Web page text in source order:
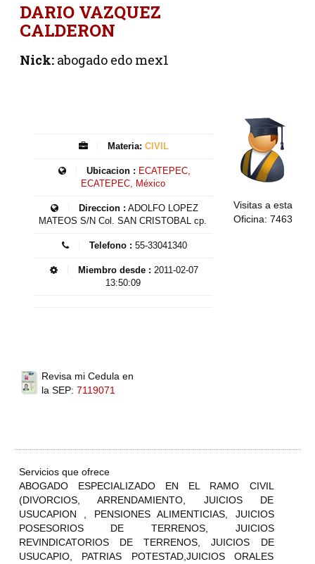
DARIO VAZQUEZ
CALDERON
Nick:abogado edo mex1
Materia: CIVIL
Ubicacion : ECATEPEC,
ECATEPEC, México
Direccion : ADOLFO LOPEZ
MATEOS S/N Col. SAN CRISTOBAL cp.
Telefono : 55-33041340
Miembro desde : 2011-02-07
13:50:09
Visitas a esta
Oficina: 7463
Revisa mi Cedula en
la SEP: 7119071
Servicios que ofrece
ABOGADO ESPECIALIZADO EN EL RAMO CIVIL
(DIVORCIOS, ARRENDAMIENTO, JUICIOS DE
USUCAPION , PENSIONES ALIMENTICIAS, JUICIOS
POSESORIOS DE TERRENOS, JUICIOS
REVINDICATORIOS DE TERRENOS, JUICIOS DE
USUCAPIO, PATRIAS POTESTAD,JUICIOS ORALES